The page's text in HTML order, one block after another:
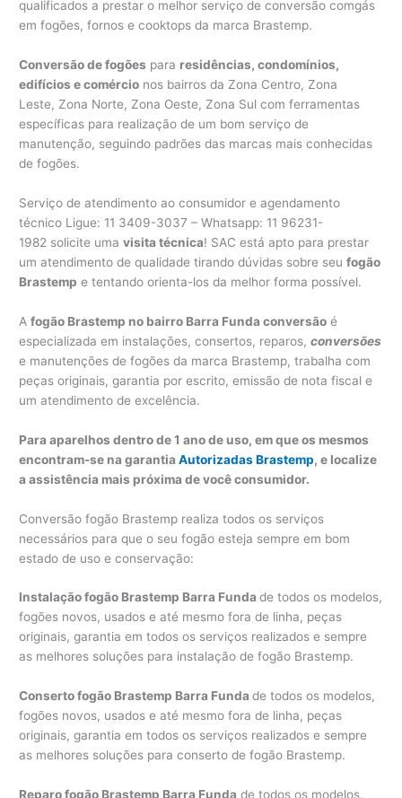
qualificados a prestar o melhor serviço de conversão comgás
em fogões, fornos e cooktops da marca Brastemp.
Conversão de fogões para residências, condomínios,
edifícios e comércio nos bairros da Zona Centro, Zona
Leste, Zona Norte, Zona Oeste, Zona Sul com ferramentas
específicas para realização de um bom serviço de
manutenção, seguindo padrões das marcas mais conhecidas
de fogões.
Serviço de atendimento ao consumidor e agendamento
técnico Ligue: 11 3409-3037 – Whatsapp: 11 96231-
1982 solicite umavisita técnica! SAC está apto para prestar
um atendimento de qualidade tirando dúvidas sobre seufogão
Brastemp e tentando orienta-los da melhor forma possível.
Afogão Brastemp no bairro Barra Funda conversão é
especializada em instalações, consertos, reparos,conversões
e manutenções de fogões da marca Brastemp, trabalha com
peças originais, garantia por escrito, emissão de nota fiscal e
um atendimento de excelência.
Para aparelhos dentro de 1 ano de uso, em que os mesmos
encontram-se na garantiaAutorizadas Brastemp, e localize
a assistência mais próxima de você consumidor.
Conversão fogão Brastemp realiza todos os serviços
necessários para que o seu fogão esteja sempre em bom
estado de uso e conservação:
Instalação fogão Brastemp Barra Fundade todos os modelos,
fogões novos, usados e até mesmo fora de linha, peças
originais, garantia em todos os serviços realizados e sempre
as melhores soluções para instalação de fogão Brastemp.
Conserto fogão Brastemp Barra Fundade todos os modelos,
fogões novos, usados e até mesmo fora de linha, peças
originais, garantia em todos os serviços realizados e sempre
as melhores soluções para conserto de fogão Brastemp.
Reparo fogão Brastemp Barra Funda de todos os modelos,